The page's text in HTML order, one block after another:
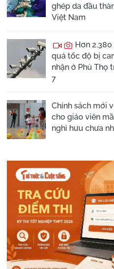
ghép da đầu
Việt Nam
Hơn
quá tốc độ bị
nhận ở Phú Thọ
7
Chính sách mới
cho giáo viên
nghỉ hưu chưa